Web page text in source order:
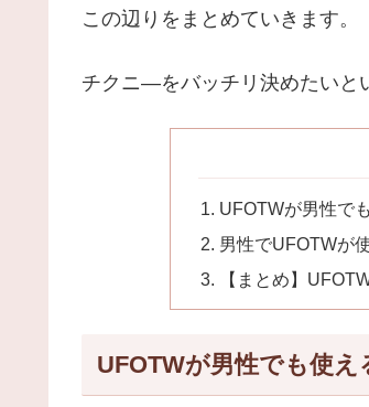
この辺りをまとめていきます。
チクニ―をバッチリ決めたいと
UFOTWが男性で
男性でUFOTWが
【まとめ】
UFOTWが男性でも使え